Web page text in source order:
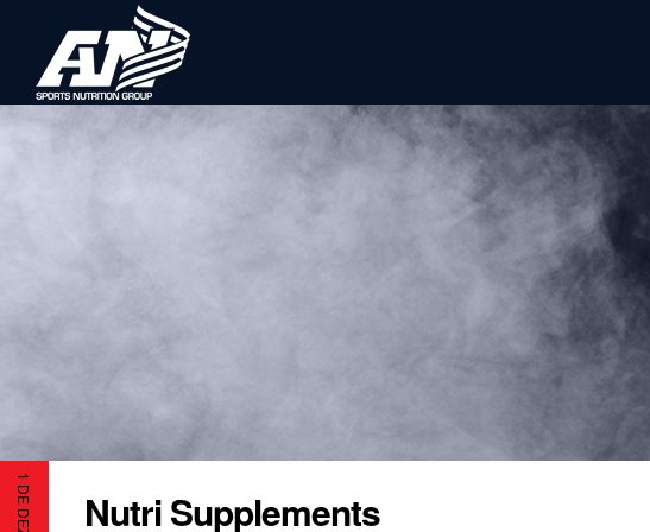
Nutri Supplements